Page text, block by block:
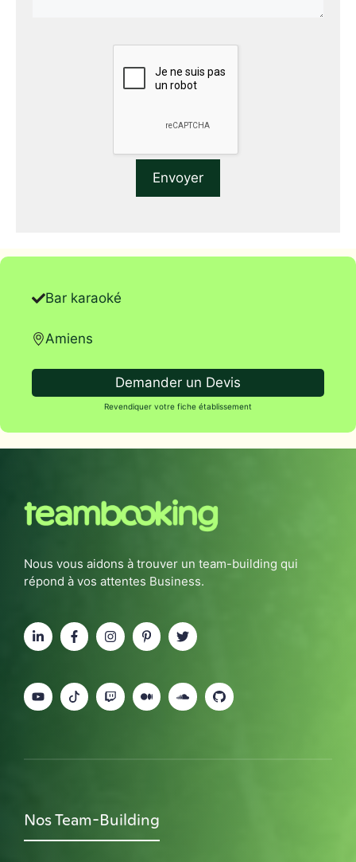
Bar karaoké
Amiens
Demander un Devis
Revendiquer votre fiche établissement
Nous vous aidons à trouver un team-building qui
répond à vos attentes Business.
Nos Team-Building